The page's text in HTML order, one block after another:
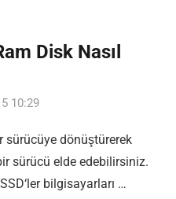
Disk Nasıl
10:29
sürücüye dönüştürerek
sürücü elde edebilirsiniz.
bilgisayarları …